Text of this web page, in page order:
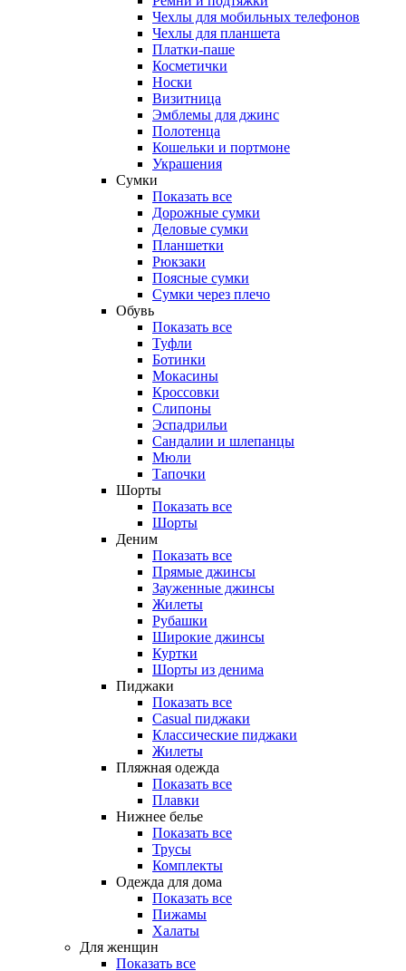
Чехлы для мобильных телефонов
Чехлы для планшета
Платки-паше
Косметички
Носки
Визитница
Эмблемы для джинс
Полотенца
Кошельки и портмоне
Украшения
Сумки
Показать все
Дорожные сумки
Деловые сумки
Планшетки
Рюкзаки
Поясные сумки
Сумки через плечо
Обувь
Показать все
Туфли
Ботинки
Мокасины
Кроссовки
Слипоны
Эспадрильи
Сандалии и шлепанцы
Мюли
Тапочки
Шорты
Показать все
Шорты
Деним
Показать все
Прямые джинсы
Зауженные джинсы
Жилеты
Рубашки
Широкие джинсы
Куртки
Шорты из денима
Пиджаки
Показать все
Casual пиджаки
Классические пиджаки
Жилеты
Пляжная одежда
Показать все
Плавки
Нижнее белье
Показать все
Трусы
Комплекты
Одежда для дома
Показать все
Пижамы
Халаты
Для женщин
Показать все